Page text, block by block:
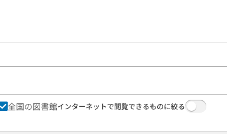
全国の図書館インターネットで閲覧できるものに絞る